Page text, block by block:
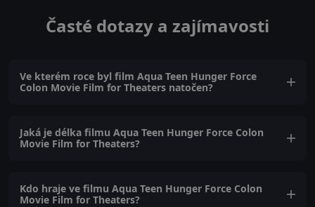
Časté dotazy a zajímavosti
Ve kterém roce byl film Aqua Teen Hunger Force
Colon Movie Film for Theaters natočen?
Jaká je délka filmu Aqua Teen Hunger Force Colon
Movie Film for Theaters?
Kdo hraje ve filmu Aqua Teen Hunger Force Colon
Movie Film for Theaters?